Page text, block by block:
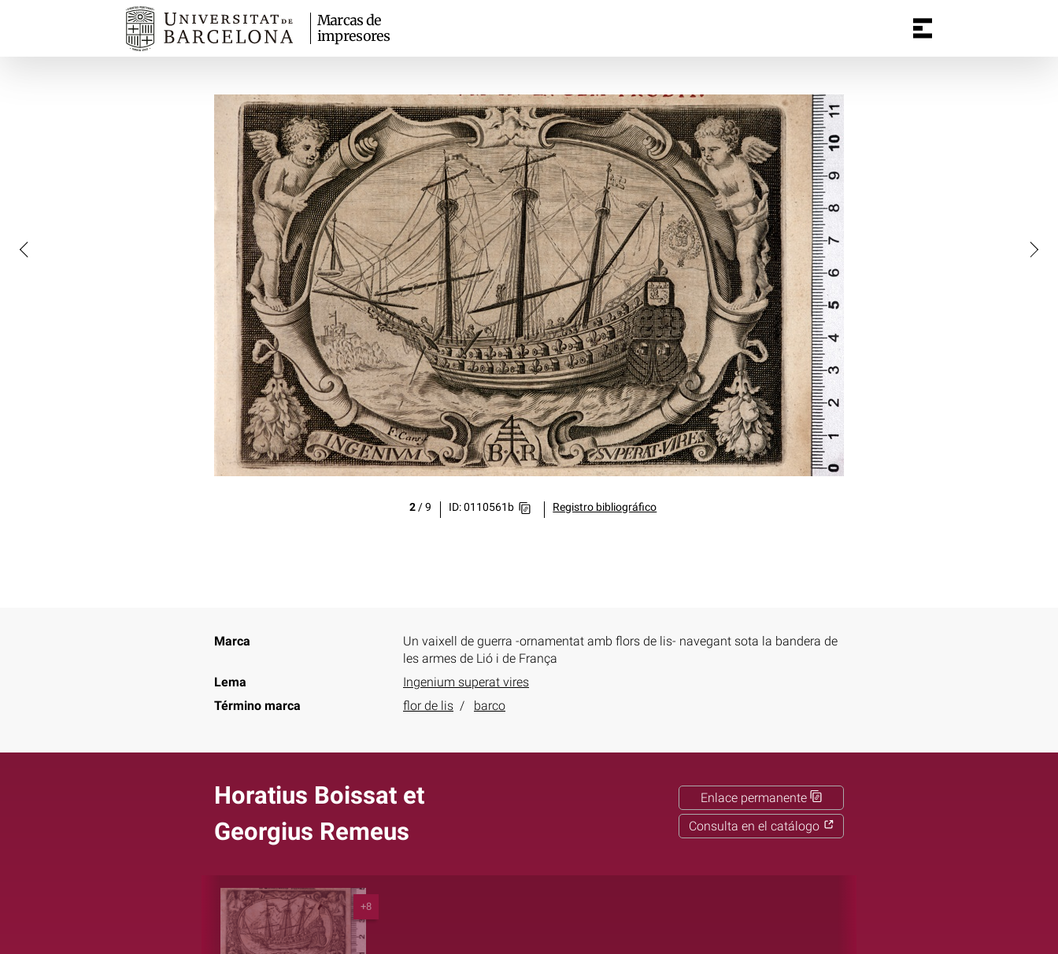
Marcas de
impresores
2/9 ID: 0110561b Registro bibliográfico
Marca
Un vaixell de guerra -ornamentat amb flors de lis- navegant sota la bandera de
les armes de Lió i de França
Lema
Ingenium superat vires
Término marca
flor de lis barco
Horatius Boissat et
Georgius Remeus
Enlace permanente
Consulta en el catálogo
+8